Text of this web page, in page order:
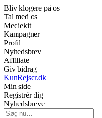
Bliv klogere på os
Tal med os
Mediekit
Kampagner
Profil
Nyhedsbrev
Affiliate
Giv bidrag
KunRejser.dk
Min side
Registrér dig
Nyhedsbreve